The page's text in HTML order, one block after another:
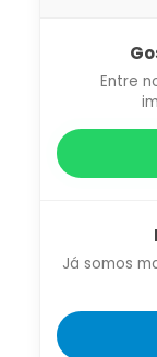
Entre
Já somos